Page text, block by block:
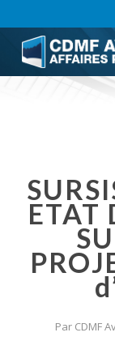
to
main
content
ETAT
Par CDMF